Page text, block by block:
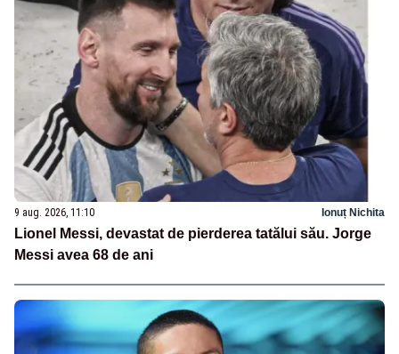
9 aug. 2026, 11:10 Ionuț Nichita
Lionel Messi, devastat de pierderea tatălui său. Jorge
Messi avea 68 de ani